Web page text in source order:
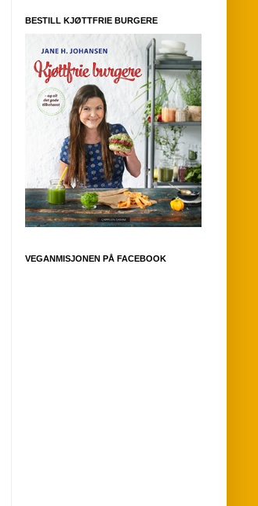
BESTILL KJØTTFRIE BURGERE
VEGANMISJONEN PÅ FACEBOOK